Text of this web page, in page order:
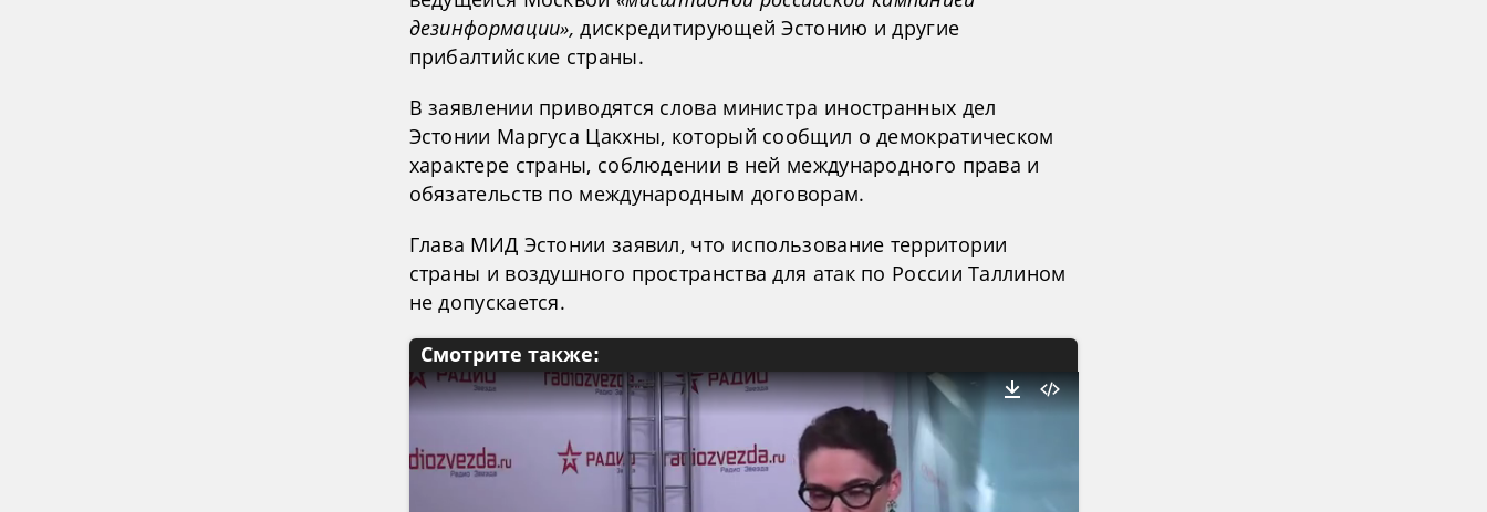
дезинформации», дискредитирующей Эстонию и другие
прибалтийские страны.
В заявлении приводятся слова министра иностранных дел
Эстонии Маргуса Цакхны, который сообщил о демократическом
характере страны, соблюдении в ней международного права и
обязательств по международным договорам.
Глава МИД Эстонии заявил, что использование территории
страны и воздушного пространства для атак по России Таллином
не допускается.
Смотрите также: